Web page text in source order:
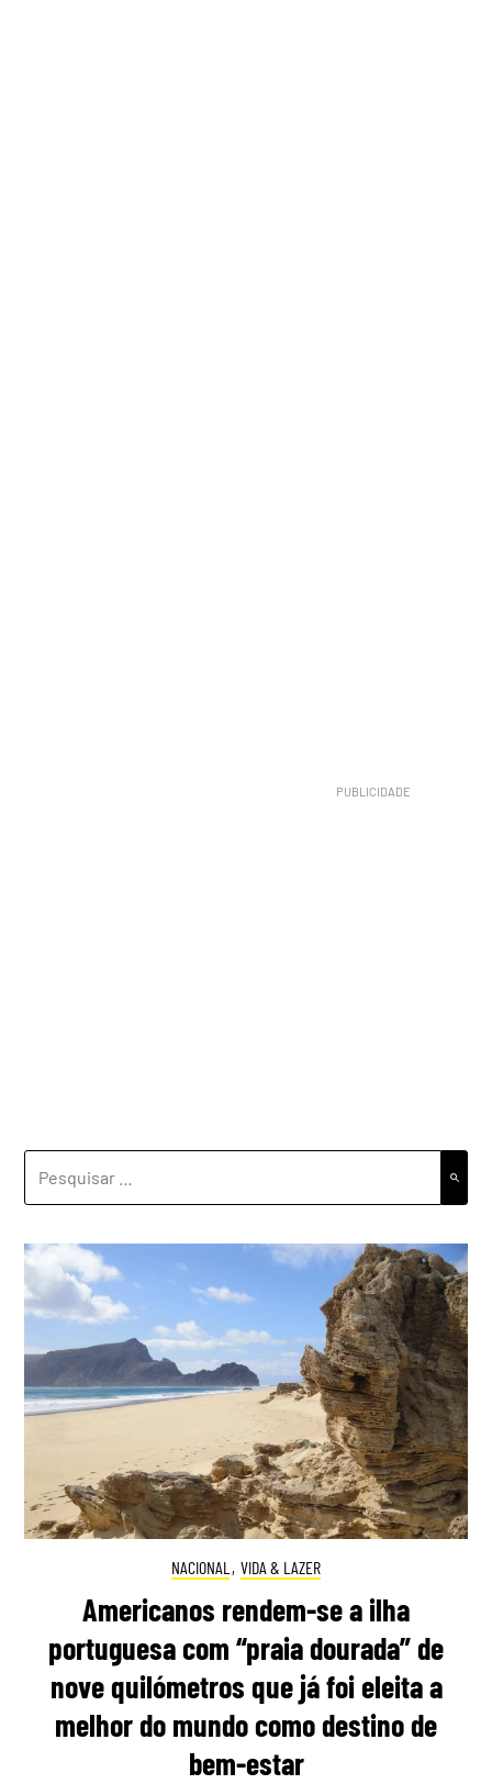
POR:
NACIONAL , VIDA & LAZER
Americanos rendem-se a ilha
portuguesa com “praia dourada” de
nove quilómetros que já foi eleita a
melhor do mundo como destino de
bem-estar